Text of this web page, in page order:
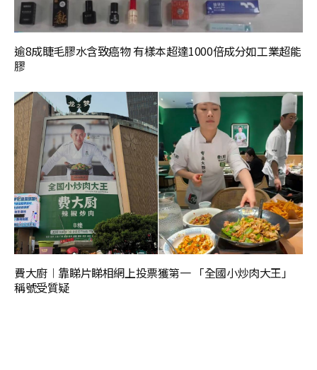
逾8成睫毛膠水含致癌物 有樣本超達1000倍成分如工業超能
膠
費大廚︱靠睇片睇相網上投票獲第一 「全國小炒肉大王」
稱號受質疑